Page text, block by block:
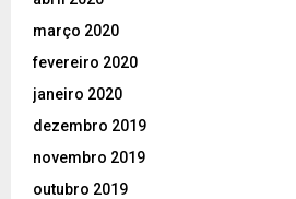
março 2020
fevereiro 2020
janeiro 2020
dezembro 2019
novembro 2019
outubro 2019